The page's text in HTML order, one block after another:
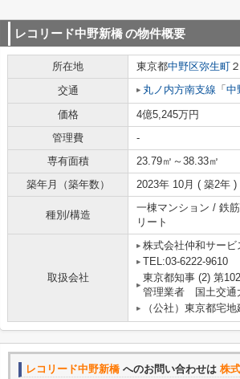
レコリード中野新橋の物件概要
所在地 東京都中野区弥生町
交通
丸ノ内方南支線 「 中
価格 4億5,245万円
管理費
-
専有面積
23.79㎡～38.33㎡
築年月（築年数）
2023年 10月 ( 築2年 )
種別/構造
一棟マンション / 鉄
リート
取扱会社
株式会社仲和サービ
TEL:03-6222-9610
東京都知事 (2) 第
管理業者 国土交通
（公社）東京都宅
レコリード中野新橋 へのお問い合わせは 株